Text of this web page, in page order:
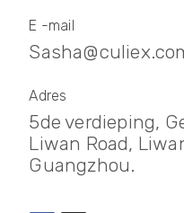
E -mail
Adres
5de verdieping,
Liwan Road,
Guangzhou.